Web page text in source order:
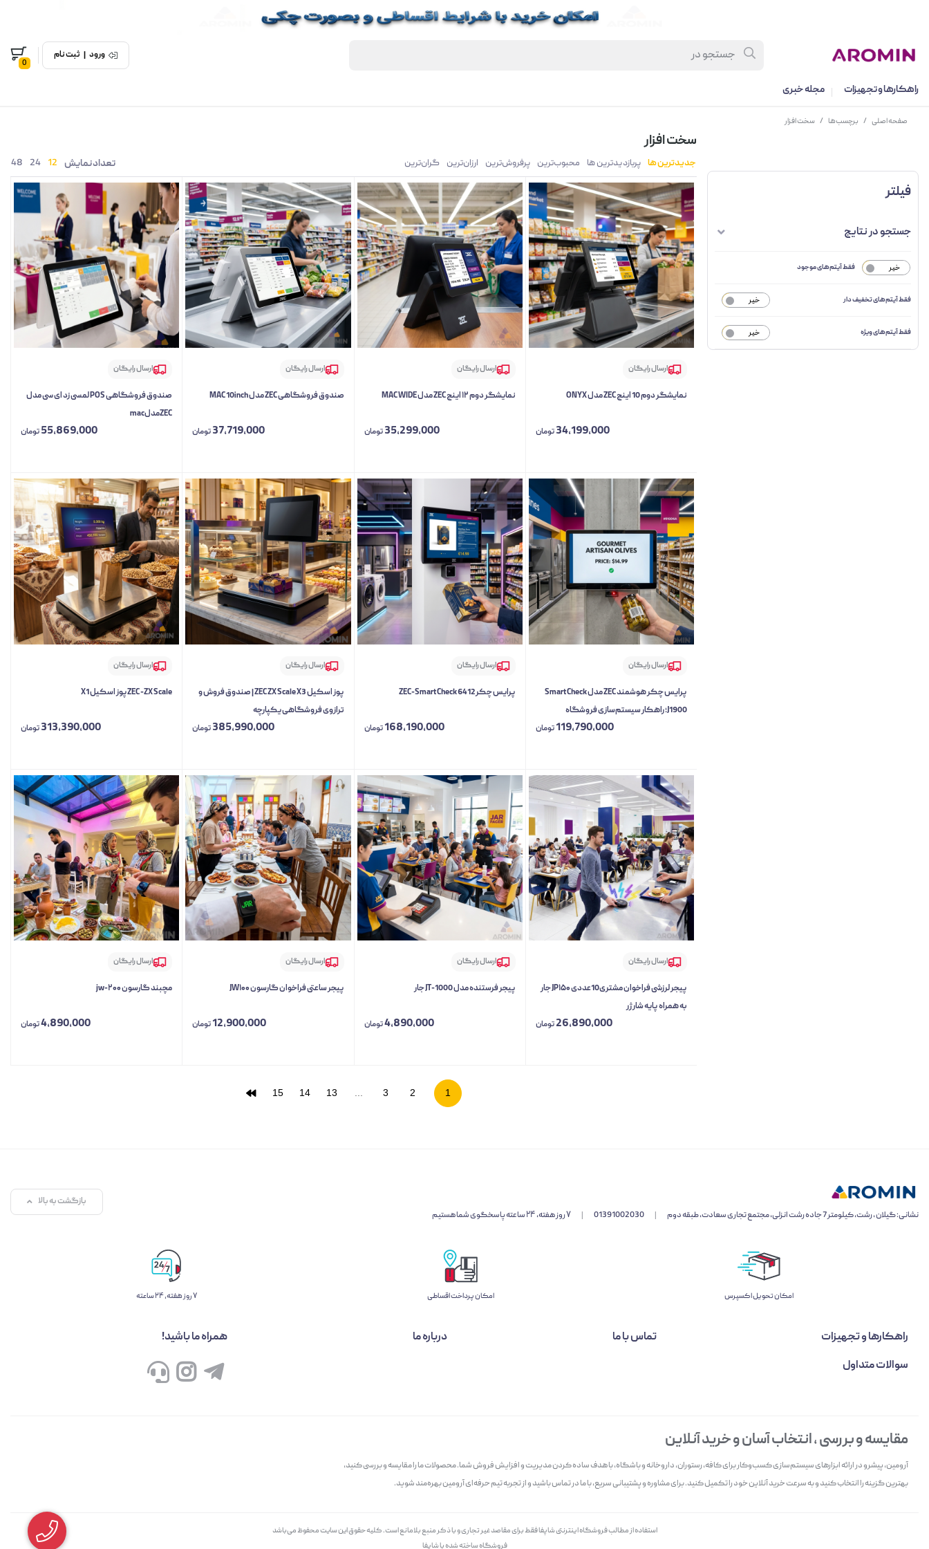
ورود | ثبت نام
0
راهکارها و تجهیزات مجله خبری
صفحه اصلی / برچسب‌ها / سخت افزار
فیلتر
جستجو در نتایج
خیر فقط آیتم‌های موجود
خیر فقط آیتم‌های تخفیف دار
خیر فقط آیتم‌های ویژه
سخت افزار
جدیدترین ها پربازدیدترین ها محبوب‌‌ترین پرفروش‌ترین ارزان‌ترین گران‌ترین تعداد نمایش 12
24
48
ارسال رایگان
نمایشگر دوم 10 اینچ ZEC مدل ONYX
34,199,000تومان
ارسال رایگان
نمایشگر دوم ۱۲ اینچ ZEC مدل MAC WIDE
35,299,000 تومان
ارسال رایگان
صندوق فروشگاهی ZEC مدل MAC 10inch
37,719,000تومان
ارسال رایگان
صندوق فروشگاهی POS لمسی زد ای سی مدل
ZECمدلmac
55,869,000تومان
ارسال رایگان
پرایس چکر هوشمند ZEC مدل Smart Check
J1900؛ راهکار سیستم‌سازی فروشگاه
119,790,000تومان
ارسال رایگان
پرایس چکر6412 ZEC-Smart Check
168,190,000 تومان
ارسال رایگان
پوز اسکیل ZEC ZX Scale X3 | صندوق فروش و
ترازوی فروشگاهی یکپارچه
385,990,000تومان
ارسال رایگان
ZEC -ZX Scaleپوز اسکیل X1
313,390,000تومان
ارسال رایگان
پیجر لرزشی فراخوان مشتری10عددی JP۱۵۰ جار
به همراه پایه شارژر
26,890,000تومان
ارسال رایگان
پیجر فرستنده مدل JT-1000 جار
4,890,000تومان
ارسال رایگان
پیجر ساعتی فراخوان گارسون JW۱۰۰
12,900,000تومان
ارسال رایگان
مچبند گارسون jw-۲۰۰
4,890,000تومان
1
2
3
...
13
14
15
نشانی: گیلان ، رشت، کیلومتر 7 جاده رشت انزلی، مجتمع تجاری سعادت، طبقه دوم |
01391002030
| ۷ روز هفته، ۲۴ ساعته پاسخگوی شما هستیم
بازگشت به بالا
اﻣﮑﺎن ﺗﺤﻮﯾﻞ اﮐﺴﭙﺮس امکان پرداخت اقساطی ۷ روز ﻫﻔﺘﻪ، ۲۴ ﺳﺎﻋﺘﻪ
راهکارها و تجهیزات تماس با ما
درباره ما
سوالات متداول
همراه ما باشید!
مقایسه و بررسی ، انتخاب آسان و خرید آنلاین
آرومین، پیشرو در ارائه ابزارهای سیستم‌سازی کسب‌وکار برای کافه، رستوران، داروخانه و باشگاه، با هدف ساده کردن مدیریت و افزایش فروش شما. محصولات ما را مقایسه و بررسی کنید،
بهترین گزینه را انتخاب کنید و به سرعت خرید آنلاین خود را تکمیل کنید. برای مشاوره و پشتیبانی سریع، با ما در تماس باشید و از تجربه تیم حرفه‌ای آرومین بهره‌مند شوید.
استفاده از مطالب فروشگاه اینترنتی شاپفا فقط برای مقاصد غیر تجاری و با ذکر منبع بلامانع است. کليه حقوق اين سايت محفوظ می‌باشد
فروشگاه ساخته شده با شاپفا